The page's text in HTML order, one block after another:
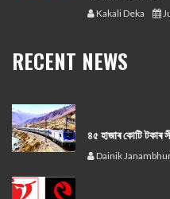
Kakali Deka
RECENT NEWS
৪৫ হাজাৰ কোটি টকাৰ
Dainik